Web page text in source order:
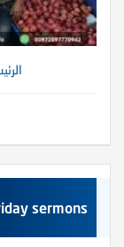
sermons